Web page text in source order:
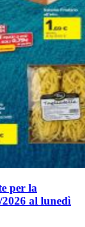
per la
al lunedì